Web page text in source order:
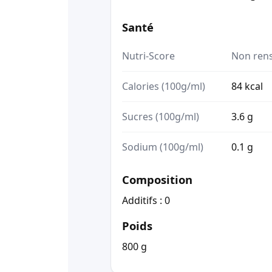
Santé
Nutri-Score Non
Calories (100g/ml) 84 kcal
Sucres (100g/ml) 3.6 g
Sodium (100g/ml) 0.1 g
Composition
Additifs : 0
Poids
800 g